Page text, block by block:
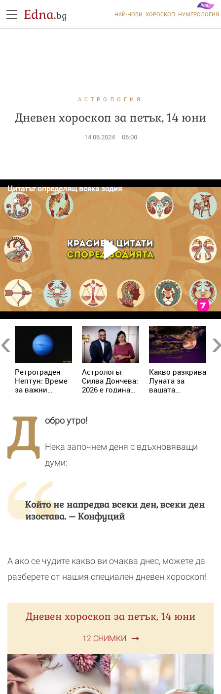
Edna.bg НАЙ-НОВИ ХОРОСКОП НУМЕРОЛОГИЯ
АСТРОЛОГИЯ
Дневен хороскоп за петък, 14 юни
14.06.2024 06:00
Ретрограден
Нептун: Време
за важни
Астрологът
Силва Дончева:
2026 е година
отключват
новата
Kакво разкрива
Луната за
вашата
Д обро утро!
Нека започнем деня с вдъхновяващи
думи:
Който не напредва всеки ден, всеки ден
изостава. – Конфуций
А ако се чудите какво ви очаква днес, можете да
разберете от нашия специален дневен хороскоп!
Дневен хороскоп за петък, 14 юни
12 СНИМКИ